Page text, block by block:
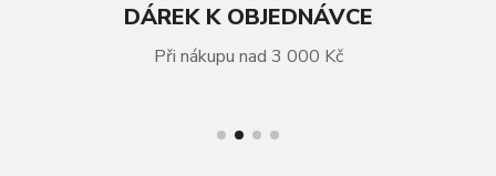
DÁREK K OBJEDNÁVCE
Při nákupu nad 3 000 Kč